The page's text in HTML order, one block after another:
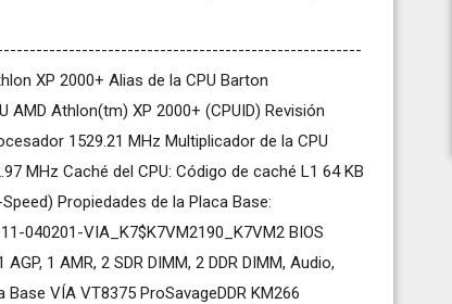
XP 2000+ Alias de la CPU Barton
AMD Athlon(tm) XP 2000+ (CPUID) Revisión
1529.21 MHz Multiplicador de la CPU
MHz Caché del CPU: Código de caché L1 64 KB
Propiedades de la Placa Base:
040201-VIA_K7$K7VM2190_K7VM2 BIOS
1 AMR, 2 SDR DIMM, 2 DDR DIMM, Audio,
VÍA VT8375 ProSavageDDR KM266